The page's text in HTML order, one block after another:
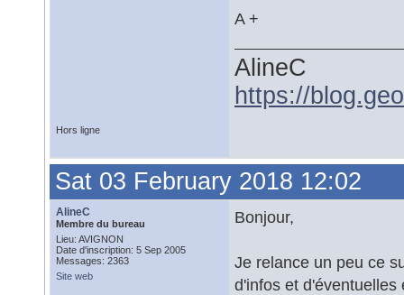
A +
AlineC
https://
Hors ligne
Sat 03 February 2018 12:02
AlineC
Membre du bureau
Lieu: AVIGNON
Date d'inscription: 5 Sep 2005
Messages: 2363
Site web
Bonjour,
Je relance un peu ce
d'infos et